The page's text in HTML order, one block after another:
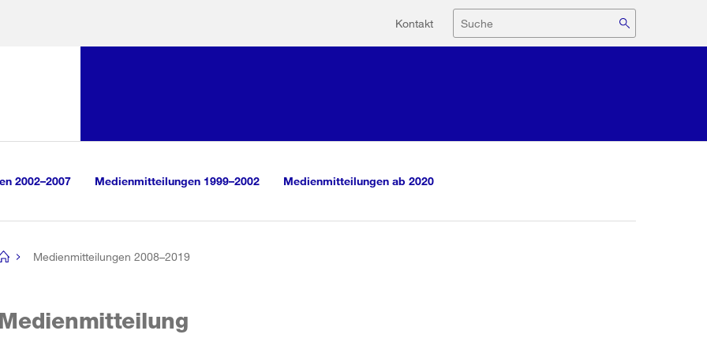
Hilfsnavigation
Kontakt Suche
2002–2007 Medienmitteilungen 1999–2002 Medienmitteilungen ab 2020
Medienmitteilungen 2008–2019